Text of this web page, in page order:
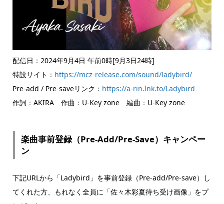
配信日：2024年9月4日 午前0時[9月3日24時]
特設サイト： https://mcz-release.com/sound/ladybird/
Pre-add / Pre-saveリンク： https://a-rin.lnk.to/Ladybird
作詞：AKIRA 作曲：U-Key zone 編曲：U-Key zone
楽曲事前登録（Pre-Add/Pre-Save）キャンペー
ン
下記URLから「Ladybird」を事前登録（Pre-add/Pre-save）し
てくれた方、もれなく全員に「佐々木彩夏待ち受け画像」をプ